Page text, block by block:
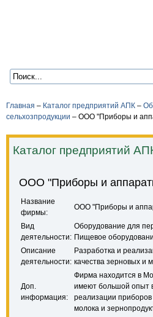
Главная – Каталог предприятий АПК –
сельхозпродукции – ООО "Приборы и
Каталог предприятий
ООО "Приборы и
Название
фирмы:
ООО "Приборы и
Вид
деятельности:
Оборудование для
Пищевое
Описание
деятельности:
Разработка и
качества зерновых и
Доп.
информация:
Фирма находится в
имеют большой опыт
реализации приборов
молока и